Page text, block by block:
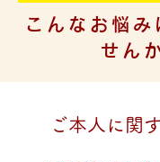
こんなお悩み
せん
ご本人に関